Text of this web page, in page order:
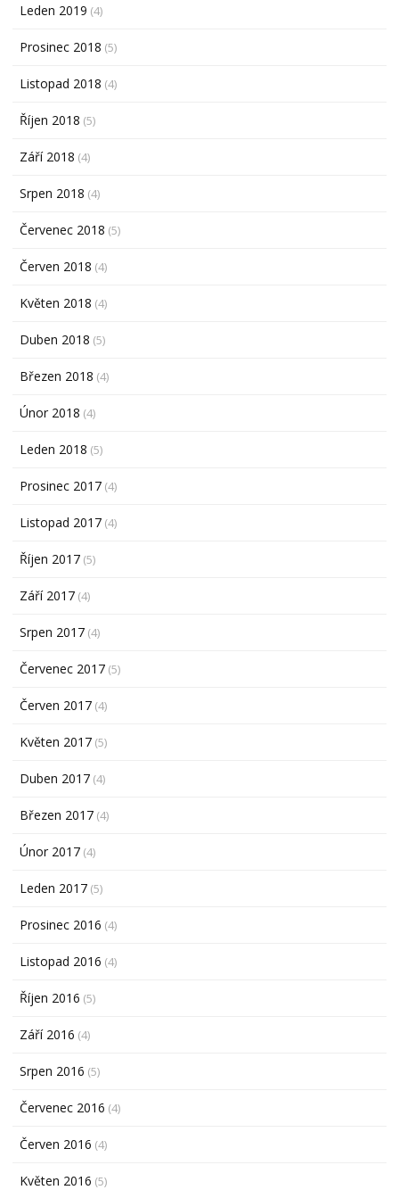
Leden 2019 (4)
Prosinec 2018 (5)
Listopad 2018 (4)
Říjen 2018 (5)
Září 2018 (4)
Srpen 2018 (4)
Červenec 2018 (5)
Červen 2018 (4)
Květen 2018 (4)
Duben 2018 (5)
Březen 2018 (4)
Únor 2018 (4)
Leden 2018 (5)
Prosinec 2017 (4)
Listopad 2017 (4)
Říjen 2017 (5)
Září 2017 (4)
Srpen 2017 (4)
Červenec 2017 (5)
Červen 2017 (4)
Květen 2017 (5)
Duben 2017 (4)
Březen 2017 (4)
Únor 2017 (4)
Leden 2017 (5)
Prosinec 2016 (4)
Listopad 2016 (4)
Říjen 2016 (5)
Září 2016 (4)
Srpen 2016 (5)
Červenec 2016 (4)
Červen 2016 (4)
Květen 2016 (5)